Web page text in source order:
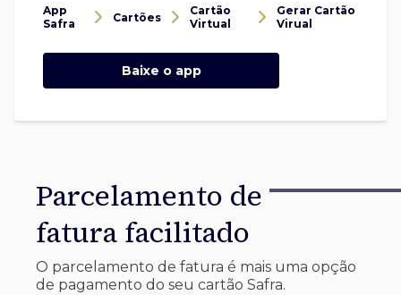
App
Safra
Cartões
Cartão
Virtual
Gerar Cartão
Virual
Baixe o app
Parcelamento de
fatura facilitado
O parcelamento de fatura é mais uma opção
de pagamento do seu cartão Safra.